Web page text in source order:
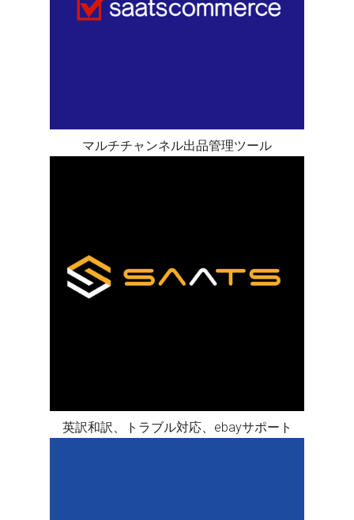
マルチチャンネル出品管理ツール
英訳和訳、トラブル対応、ebayサポート